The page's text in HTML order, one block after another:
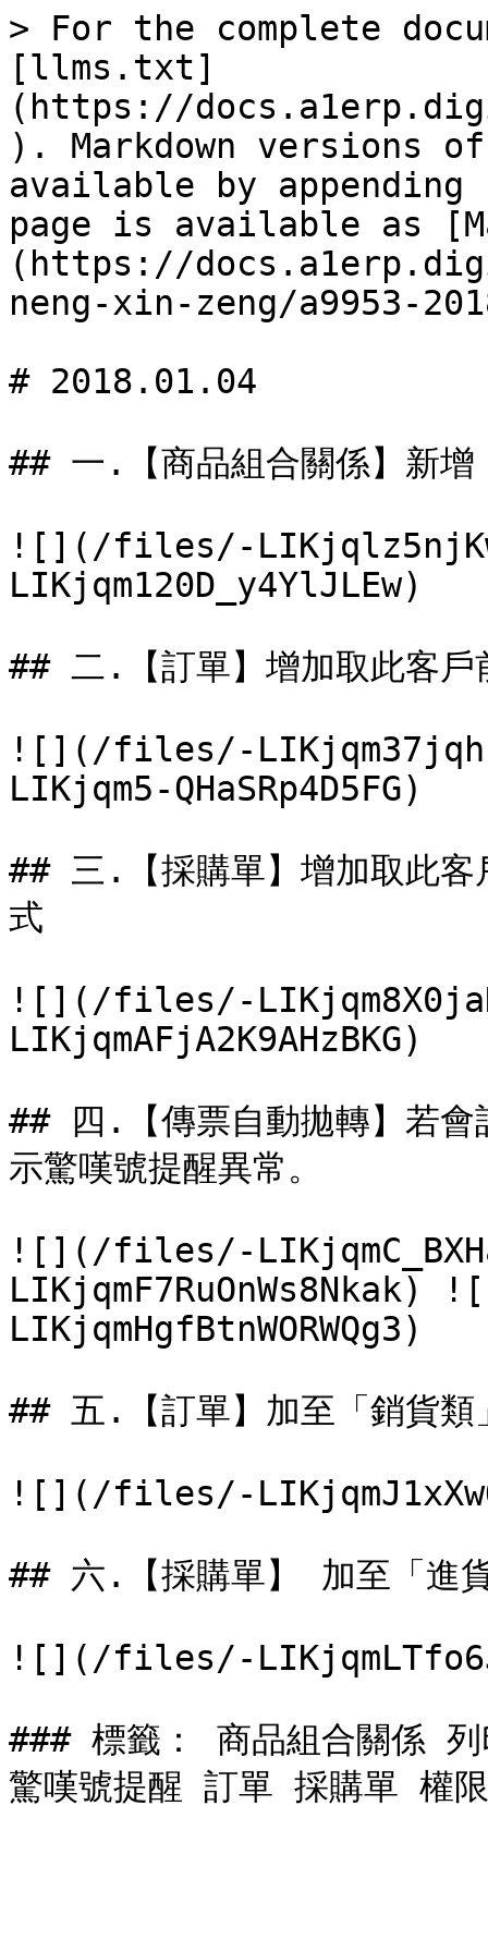
> For the complete
[llms.txt]
(https://
). Markdown versions
available by
page is available as
(https://
neng-xin-zeng/a9953-
# 2018.01.04
## 一.【商品組合關係】新增
![](/files/-
LIKjqm120D_y4YlJLEw)
## 二.【訂單】增加取此客戶
![](/files/-
LIKjqm5-QHaSRp4D5FG)
## 三.【採購單】增加取此客
式
![](/files/-
LIKjqmAFjA2K9AHzBKG)
## 四.【傳票自動拋轉】若會
示驚嘆號提醒異常。
![](/files/-
LIKjqmHgfBtnWORWQg3)
## 五.【訂單】加至「銷貨類
![](/files/-
## 六.【採購單】 加至「進
![](/files/-
### 標籤： 商品組合關係